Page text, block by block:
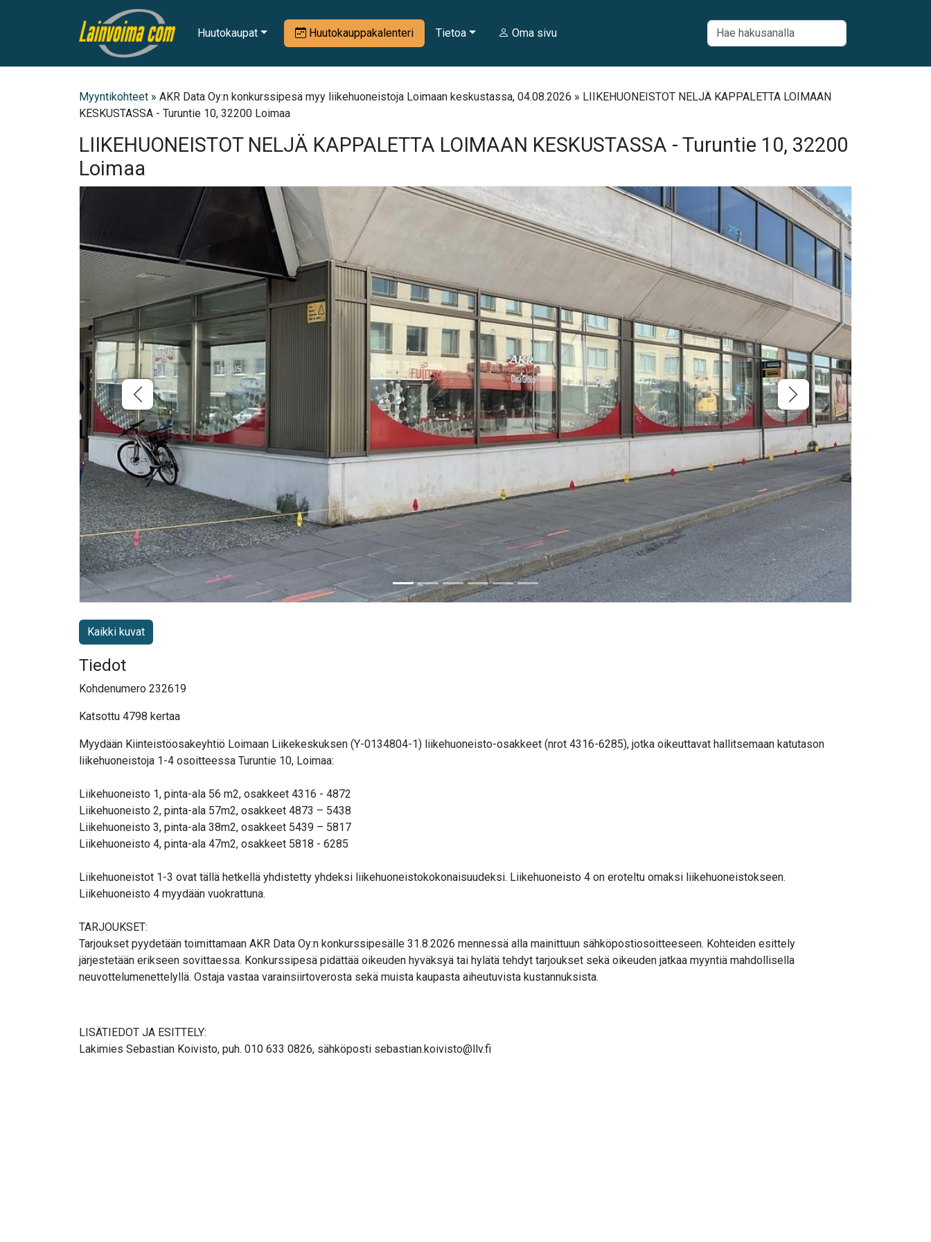
Huutokaupat Huutokauppakalenteri Tietoa Oma sivu
Myyntikohteet » AKR Data Oy:n konkurssipesä myy liikehuoneistoja Loimaan keskustassa, 04.08.2026 » LIIKEHUONEISTOT NELJÄ KAPPALETTA LOIMAAN
KESKUSTASSA - Turuntie 10, 32200 Loimaa
LIIKEHUONEISTOT NELJÄ KAPPALETTA LOIMAAN KESKUSTASSA - Turuntie 10, 32200
Loimaa
Kaikki kuvat
Tiedot
Kohdenumero 232619
Katsottu 4798 kertaa
Myydään Kiinteistöosakeyhtiö Loimaan Liikekeskuksen (Y-0134804-1) liikehuoneisto-osakkeet (nrot 4316-6285), jotka oikeuttavat hallitsemaan katutason
liikehuoneistoja 1-4 osoitteessa Turuntie 10, Loimaa:
Liikehuoneisto 1, pinta-ala 56 m2, osakkeet 4316 - 4872
Liikehuoneisto 2, pinta-ala 57m2, osakkeet 4873 – 5438
Liikehuoneisto 3, pinta-ala 38m2, osakkeet 5439 – 5817
Liikehuoneisto 4, pinta-ala 47m2, osakkeet 5818 - 6285
Liikehuoneistot 1-3 ovat tällä hetkellä yhdistetty yhdeksi liikehuoneistokokonaisuudeksi. Liikehuoneisto 4 on eroteltu omaksi liikehuoneistokseen.
Liikehuoneisto 4 myydään vuokrattuna.
TARJOUKSET:
Tarjoukset pyydetään toimittamaan AKR Data Oy:n konkurssipesälle 31.8.2026 mennessä alla mainittuun sähköpostiosoitteeseen. Kohteiden esittely
järjestetään erikseen sovittaessa. Konkurssipesä pidättää oikeuden hyväksyä tai hylätä tehdyt tarjoukset sekä oikeuden jatkaa myyntiä mahdollisella
neuvottelumenettelyllä. Ostaja vastaa varainsiirtoverosta sekä muista kaupasta aiheutuvista kustannuksista.
LISÄTIEDOT JA ESITTELY:
Lakimies Sebastian Koivisto, puh. 010 633 0826, sähköposti sebastian.koivisto@llv.fi